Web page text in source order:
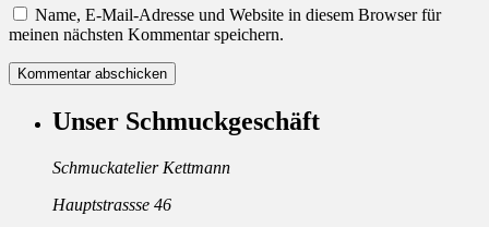
Name, E-Mail-Adresse und Website in diesem Browser für
meinen nächsten Kommentar speichern.
Unser Schmuckgeschäft
Schmuckatelier Kettmann
Hauptstrassse 46